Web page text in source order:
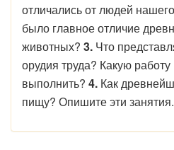
отличались от людей
было главное отличие
животных? 3. Что
орудия труда? Какую
выполнить? 4. Как
пищу? Опишите эти занятия.